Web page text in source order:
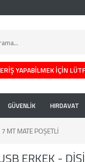
YAPABİLMEK İÇİN
GÜVENLİK HIRDAVAT
MT MATE POŞETLİ
ERKEK -